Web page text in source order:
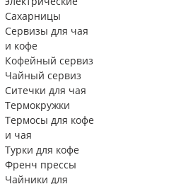
Сахарницы
Сервизы для чая
и кофе
Кофейный сервиз
Чайный сервиз
Ситечки для чая
Термокружки
Термосы для кофе
и чая
Турки для кофе
Френч прессы
Чайники для